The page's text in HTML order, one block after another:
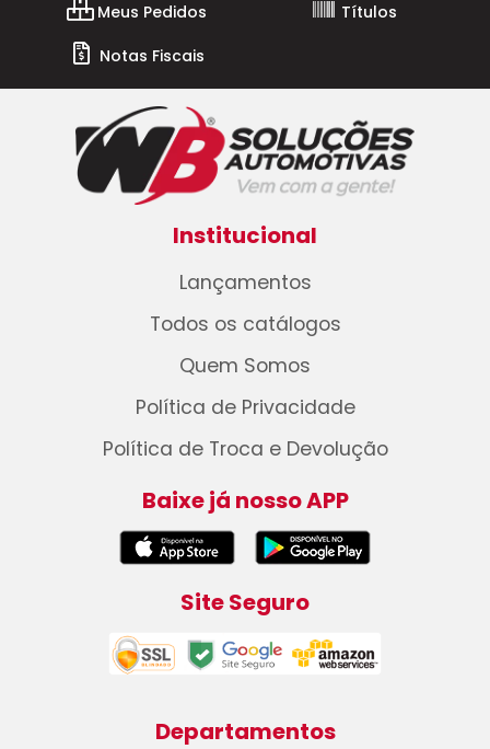
Meus Pedidos
Títulos
Notas Fiscais
Institucional
Lançamentos
Todos os catálogos
Quem Somos
Política de Privacidade
Política de Troca e Devolução
Baixe já nosso APP
Site Seguro
Departamentos